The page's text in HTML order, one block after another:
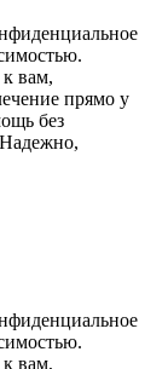
вам,
прямо у
без
вам,